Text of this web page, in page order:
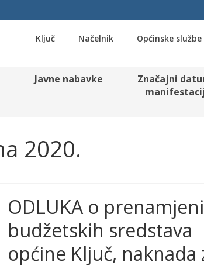
Ključ Načelnik Općinske službe
Javne nabavke
Značajni
2020.
ODLUKA o prenamjeni
budžetskih sredstava
općine Ključ, naknada